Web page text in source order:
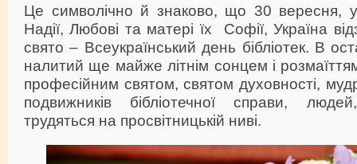
Це символічно й знаково, що 30 вересня, у
Надії, Любові та матері їх Софії, Україна
свято – Всеукраїнський день бібліотек. В
налитий ще майже літнім сонцем і
професійним святом, святом духовності,
подвижників бібліотечної справи,
трудяться на просвітницькій ниві.